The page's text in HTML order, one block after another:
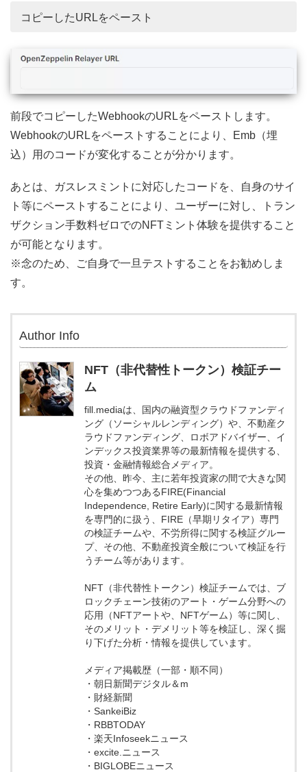
コピーしたURLをペースト
前段でコピーしたWebhookのURLをペーストします。
WebhookのURLをペーストすることにより、Emb（埋
込）用のコードが変化することが分かります。
あとは、ガスレスミントに対応したコードを、自身のサイ
ト等にペーストすることにより、ユーザーに対し、トラン
ザクション手数料ゼロでのNFTミント体験を提供すること
が可能となります。
※念のため、ご自身で一旦テストすることをお勧めしま
す。
Author Info
NFT（非代替性トークン）検証チー
ム
fill.mediaは、国内の融資型クラウドファンディ
ング（ソーシャルレンディング）や、不動産ク
ラウドファンディング、ロボアドバイザー、イ
ンデックス投資業界等の最新情報を提供する、
投資・金融情報総合メディア。
その他、昨今、主に若年投資家の間で大きな関
心を集めつつあるFIRE(Financial
Independence, Retire Early)に関する最新情報
を専門的に扱う、FIRE（早期リタイア）専門
の検証チームや、不労所得に関する検証グルー
プ、その他、不動産投資全般について検証を行
うチーム等があります。
NFT（非代替性トークン）検証チームでは、ブ
ロックチェーン技術のアート・ゲーム分野への
応用（NFTアートや、NFTゲーム）等に関し、
そのメリット・デメリット等を検証し、深く掘
り下げた分析・情報を提供しています。
メディア掲載歴（一部・順不同）
・朝日新聞デジタル＆m
・財経新聞
・SankeiBiz
・RBBTODAY
・楽天Infoseekニュース
・excite.ニュース
・BIGLOBEニュース